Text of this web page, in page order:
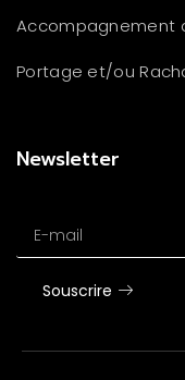
Accompagnement
Portage et/ou
Newsletter
Souscrire